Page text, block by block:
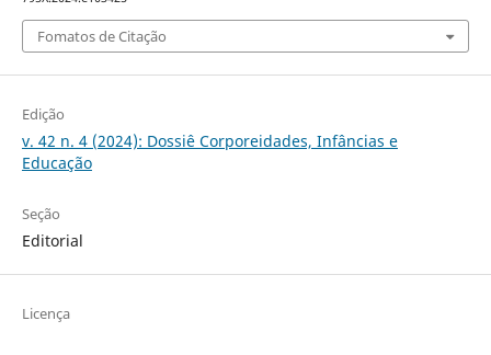
Fomatos de Citação
Edição
v. 42 n. 4 (2024): Dossiê Corporeidades, Infâncias e
Educação
Seção
Editorial
Licença